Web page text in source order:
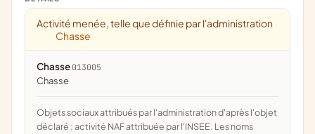
Activité menée, telle que définie par l'administration
Chasse
Chasse 013005
chasse
Objets sociaux attribués par l'administration d'après l'objet
déclaré ; activité NAF attribuée par l'INSEE. Les noms